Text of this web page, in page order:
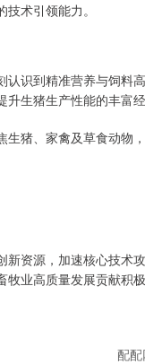
术引领能力。
识到精准营养与饲料
生猪生产性能的丰富经
猪、家禽及草食动物
资源，加速核心技术
业高质量发展贡献积极
配配